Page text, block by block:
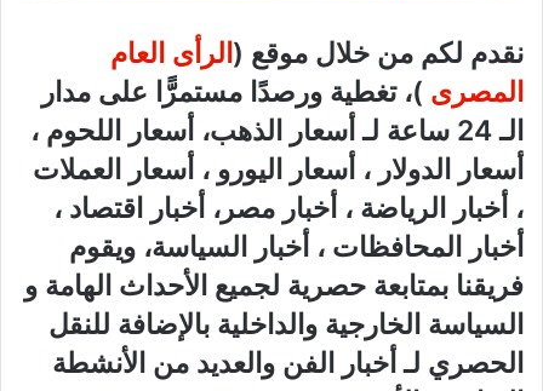
نقدم لكم من خلال موقع ( الرأى العام
المصرى )، تغطية ورصدًا مستمرًّا على مدار
الـ 24 ساعة لـ أسعار الذهب، أسعار اللحوم ،
أسعار الدولار ، أسعار اليورو ، أسعار العملات
، أخبار الرياضة ، أخبار مصر، أخبار اقتصاد ،
أخبار المحافظات ، أخبار السياسة، ويقوم
فريقنا بمتابعة حصرية لجميع الأحداث الهامة و
السياسة الخارجية والداخلية بالإضافة للنقل
الحصري لـ أخبار الفن والعديد من الأنشطة